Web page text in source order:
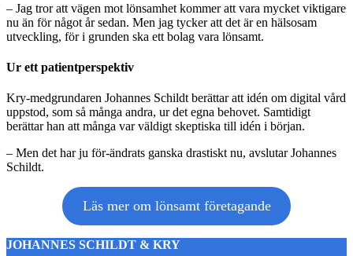
– Jag tror att vägen mot lönsamhet kommer att vara mycket viktigare
nu än för något år sedan. Men jag tycker att det är en hälsosam
utveckling, för i grunden ska ett bolag vara lönsamt.
Ur ett patientperspektiv
Kry-medgrundaren Johannes Schildt berättar att idén om digital vård
uppstod, som så många andra, ur det egna behovet. Samtidigt
berättar han att många var väldigt skeptiska till idén i början.
– Men det har ju för-ändrats ganska drastiskt nu, avslutar Johannes
Schildt.
Läs mer om lönsamt företagande
JOHANNES SCHILDT & KRY